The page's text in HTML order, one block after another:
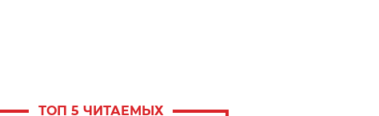
ТОП 5 ЧИТАЕМЫХ